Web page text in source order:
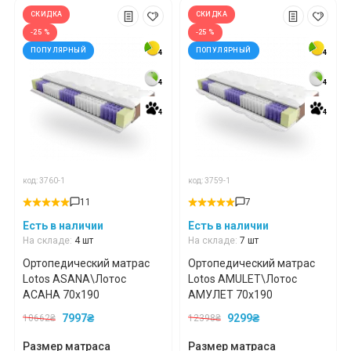
4
4
4
СКИДКА
-25 %
ПОПУЛЯРНЫЙ
код: 3760-1
11
Есть в наличии
На складе: 4 шт
4
4
4
Ортопедический матрас
Lotos ASANA\Лотос
АСАНА 70x190
10662₴ 7997₴
Размер матраса
4
4
4
СКИДКА
-25 %
ПОПУЛЯРНЫЙ
код: 3759-1
7
Есть в наличии
На складе: 7 шт
4
4
4
Ортопедический матрас
Lotos AMULET\Лотос
АМУЛЕТ 70x190
12398₴ 9299₴
Размер матраса
*
*
*
*